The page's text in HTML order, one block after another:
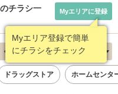
チラシ一
Myエリア登録で簡単
にチラシをチェック
Myエリアに登録
くらし 新着順
ドラッグストア ホームセンタ